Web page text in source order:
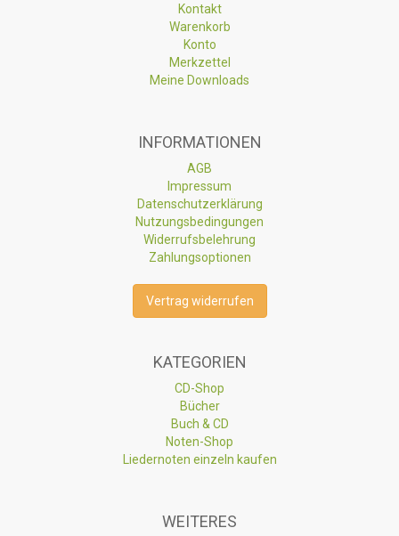
Kontakt
Warenkorb
Konto
Merkzettel
Meine Downloads
INFORMATIONEN
AGB
Impressum
Datenschutzerklärung
Nutzungsbedingungen
Widerrufsbelehrung
Zahlungsoptionen
Vertrag widerrufen
KATEGORIEN
CD-Shop
Bücher
Buch & CD
Noten-Shop
Liedernoten einzeln kaufen
WEITERES